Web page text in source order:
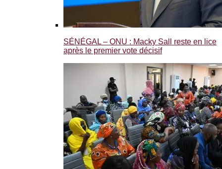
SÉNÉGAL – ONU : Macky Sall reste en lice
après le premier vote décisif